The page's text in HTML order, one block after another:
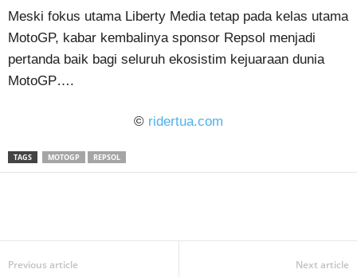
Meski fokus utama Liberty Media tetap pada kelas utama
MotoGP, kabar kembalinya sponsor Repsol menjadi
pertanda baik bagi seluruh ekosistim kejuaraan dunia
MotoGP….
© ridertua.com
TAGS MOTOGP REPSOL
Previous article Next article